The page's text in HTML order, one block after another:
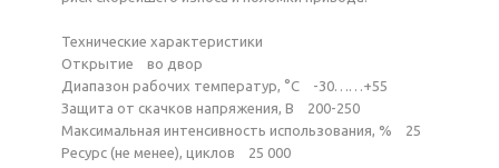
Технические характеристики
Открытие во двор
Диапазон рабочих температур, °С -30……+55
Защита от скачков напряжения, В 200-250
Максимальная интенсивность использования, % 25
Ресурс (не менее), циклов 25 000